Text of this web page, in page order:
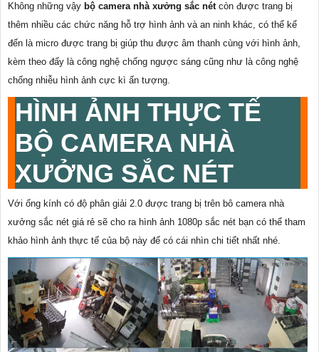
Không những vậy bộ camera nhà xưởng sắc nét còn được trang bị
thêm nhiều các chức năng hỗ trợ hình ảnh và an ninh khác, có thể kể
đến là micro được trang bị giúp thu được âm thanh cùng với hình ảnh,
kèm theo đấy là công nghệ chống ngược sáng cũng như là công nghệ
chống nhiễu hình ảnh cực kì ấn tượng.
HÌNH ẢNH THỰC TẾ
BỘ CAMERA NHÀ
XƯỞNG SẮC NÉT
Với ống kính có độ phân giải 2.0 được trang bị trên bô camera nhà
xưởng sắc nét giá rẻ sẽ cho ra hình ảnh 1080p sắc nét bạn có thể tham
khảo hình ảnh thực tế của bộ này để có cái nhìn chi tiết nhất nhé.